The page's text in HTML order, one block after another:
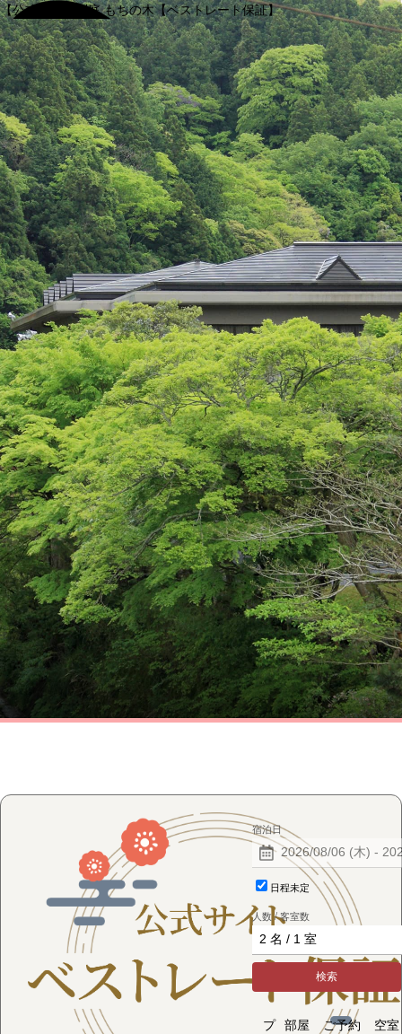
【公式】渓谷別庭 もちの木【ベストレート保証】
宿泊日
日程未定
人数 / 客室数
検索
プ 部屋
ご予約
空室